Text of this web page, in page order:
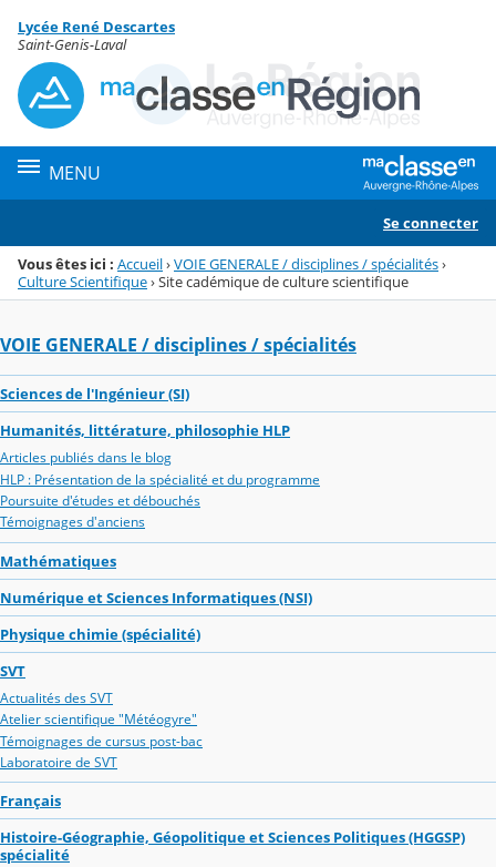
Menu de la rubrique
Contenu
Lycée René Descartes
Saint-Genis-Laval
MENU
Se connecter
Vous êtes ici : Accueil›VOIE GENERALE / disciplines / spécialités›
Culture Scientifique›Site cadémique de culture scientifique
VOIE GENERALE / disciplines / spécialités
Sciences de l'Ingénieur (SI)
Humanités, littérature, philosophie HLP
Articles publiés dans le blog
HLP : Présentation de la spécialité et du programme
Poursuite d'études et débouchés
Témoignages d'anciens
Mathématiques
Numérique et Sciences Informatiques (NSI)
Physique chimie (spécialité)
SVT
Actualités des SVT
Atelier scientifique "Météogyre"
Témoignages de cursus post-bac
Laboratoire de SVT
Français
Histoire-Géographie, Géopolitique et Sciences Politiques (HGGSP)
spécialité